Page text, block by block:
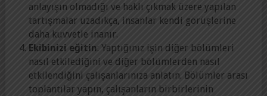
anlayışın olmadığı ve haklı çıkmak üzere yapılan
tartışmalar uzadıkça, insanlar kendi görüşlerine
daha kuvvetle inanır.
Ekibinizi eğitin: Yaptığınız işin diğer bölümleri
nasıl etkilediğini ve diğer bölümlerden nasıl
etkilendiğini çalışanlarınıza anlatın. Bölümler arası
toplantılar yapın, çalışanların birbirlerinin